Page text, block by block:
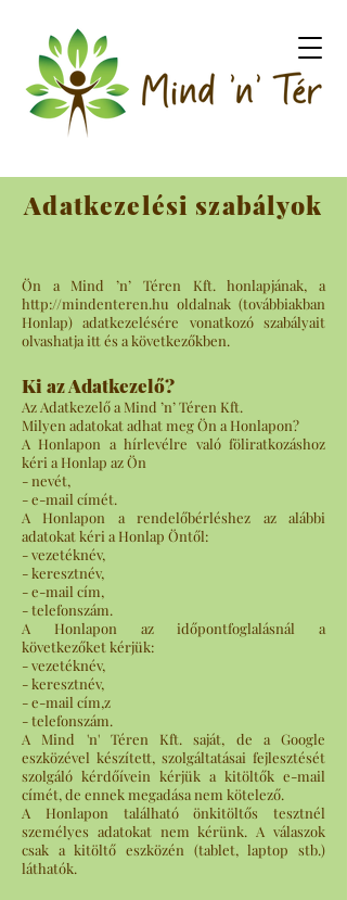
Adatkezelési szabályok
Ön a Mind ’n’ Téren Kft. honlapjának, a
http://mindenteren.hu oldalnak (továbbiakban
Honlap) adatkezelésére vonatkozó szabályait
olvashatja itt és a következőkben.
Ki az Adatkezelő?
Az Adatkezelő a Mind ’n’ Téren Kft.
Milyen adatokat adhat meg Ön a Honlapon?
A Honlapon a hírlevélre való föliratkozáshoz
kéri a Honlap az Ön
- nevét,
- e-mail címét.
A Honlapon a rendelőbérléshez az alábbi
adatokat kéri a Honlap Öntől:
- vezetéknév,
- keresztnév,
- e-mail cím,
- telefonszám.
A Honlapon az időpontfoglalásnál a
következőket kérjük:
- vezetéknév,
- keresztnév,
- e-mail cím,z
- telefonszám.
A Mind 'n' Téren Kft. saját, de a Google
eszközével készített, szolgáltatásai fejlesztését
szolgáló kérdőívein kérjük a kitöltők e-mail
címét, de ennek megadása nem kötelező.
A Honlapon található önkitöltős tesztnél
személyes adatokat nem kérünk. A válaszok
csak a kitöltő eszközén (tablet, laptop stb.)
láthatók.